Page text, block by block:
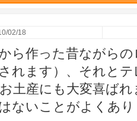
02/18
ら作った昔ながら
されます）、それと
土産にも大変喜ば
ないことがよくあ